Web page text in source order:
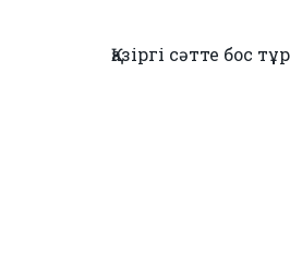
Қазіргі сәтте бос